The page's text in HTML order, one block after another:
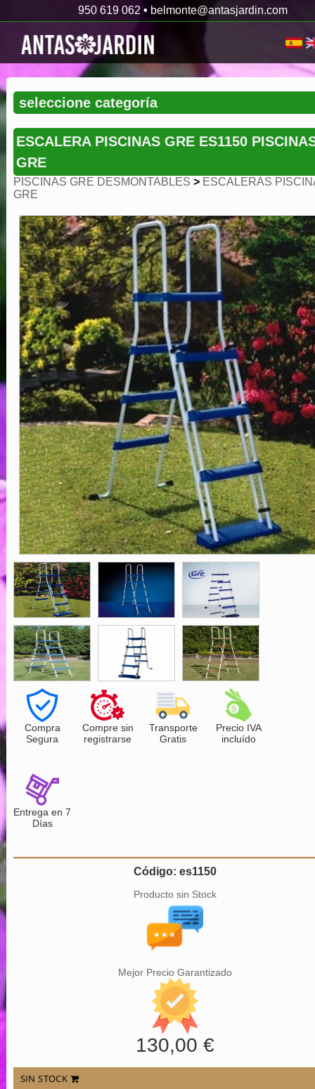
950 619 062 • belmonte@antasjardin.com
ESCALERA PISCINAS GRE ES1150
GRE
PISCINAS GRE DESMONTABLES > ESCALERAS
GRE
Compra
Segura
Compre sin
registrarse
Transporte
Gratis
Precio IVA
incluído
Entrega en 7
Días
Código: es1150
Producto sin Stock
Mejor Precio Garantizado
130,00 €
SIN STOCK